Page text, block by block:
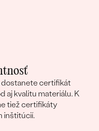
dostanete certifikát
aj kvalitu materiálu. K
tiež certifikáty
inštitúcií.